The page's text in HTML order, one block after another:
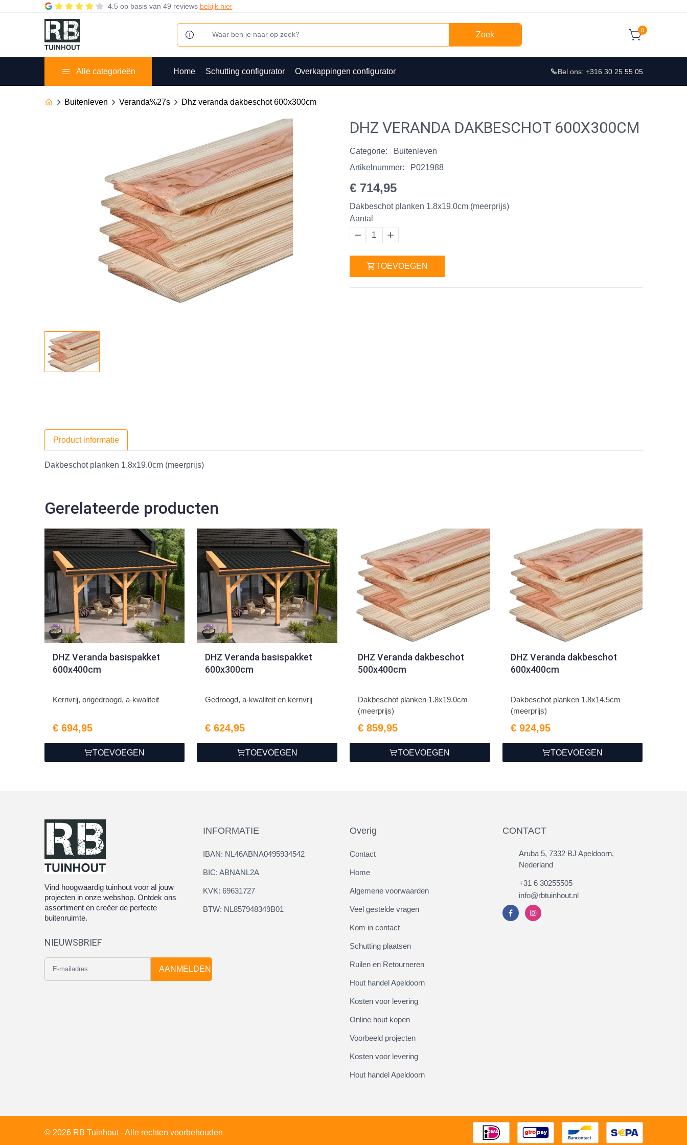
4.5 op basis van 49 reviews bekijk hier
Zoek 0
Alle categorieën Home Schutting configurator Overkappingen configurator Bel ons: +316 30 25 55 05
Buitenleven Veranda%27s Dhz veranda dakbeschot 600x300cm
DHZ VERANDA DAKBESCHOT 600X300CM
Categorie:
Buitenleven
Artikelnummer:
P021988
€ 714,95
Dakbeschot planken 1.8x19.0cm (meerprijs)
Aantal
1
TOEVOEGEN
Product informatie
Dakbeschot planken 1.8x19.0cm (meerprijs)
Gerelateerde producten
DHZ Veranda basispakket
600x400cm
Kernvrij, ongedroogd, a-kwaliteit
€ 694,95
TOEVOEGEN
DHZ Veranda basispakket
600x300cm
Gedroogd, a-kwaliteit en kernvrij
€ 624,95
TOEVOEGEN
DHZ Veranda dakbeschot
500x400cm
Dakbeschot planken 1.8x19.0cm
(meerprijs)
€ 859,95
TOEVOEGEN
DHZ Veranda dakbeschot
600x400cm
Dakbeschot planken 1.8x14.5cm
(meerprijs)
€ 924,95
TOEVOEGEN
Vind hoogwaardig tuinhout voor al jouw
projecten in onze webshop. Ontdek ons
assortiment en creëer de perfecte
buitenruimte.
NIEUWSBRIEF
AANMELDEN
INFORMATIE
IBAN: NL46ABNA0495934542
BIC: ABNANL2A
KVK: 69631727
BTW: NL857948349B01
Overig
Contact
Home
Algemene voorwaarden
Veel gestelde vragen
Kom in contact
Schutting plaatsen
Ruilen en Retourneren
Hout handel Apeldoorn
Kosten voor levering
Online hout kopen
Voorbeeld projecten
Kosten voor levering
Hout handel Apeldoorn
CONTACT
Aruba 5, 7332 BJ Apeldoorn,
Nederland
+31 6 30255505
info@rbtuinhout.nl
© 2026 RB Tuinhout - Alle rechten voorbehouden